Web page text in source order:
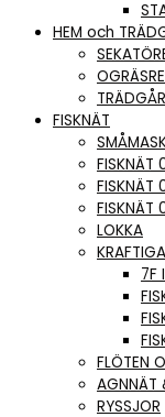
HEM och
FISKNÄT
FISKNÄT
FISKNÄT
FISKNÄT
LOKKA
7F
FLÖTEN
AGNNÄT
RYSSJOR